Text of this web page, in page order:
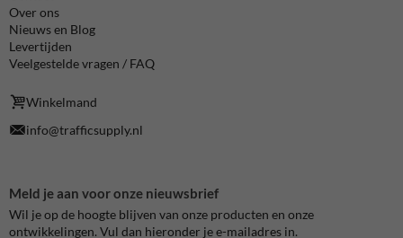
Over ons
Nieuws en Blog
Levertijden
Veelgestelde vragen / FAQ
Winkelmand
info@trafficsupply.nl
Meld je aan voor onze nieuwsbrief
Wil je op de hoogte blijven van onze producten en onze
ontwikkelingen. Vul dan hieronder je e-mailadres in.